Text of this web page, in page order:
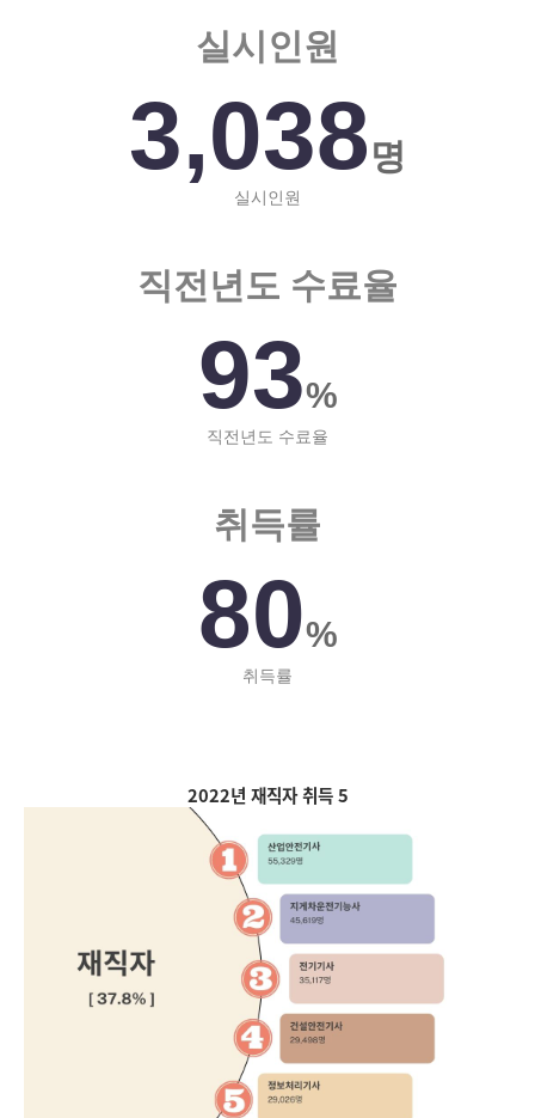
실시인원
3,038명
실시인원
직전년도 수료율
93%
직전년도 수료율
취득률
80%
취득률
2022년 재직자 취득 5